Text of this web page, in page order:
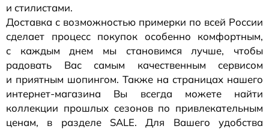
и стилистами.
Доставка с возможностью примерки по всей России
сделает процесс покупок особенно комфортным,
с каждым днем мы становимся лучше, чтобы
радовать Вас самым качественным сервисом
и приятным шопингом. Также на страницах нашего
интернет-магазина Вы всегда можете найти
коллекции прошлых сезонов по привлекательным
ценам, в разделе SALE. Для Вашего удобства